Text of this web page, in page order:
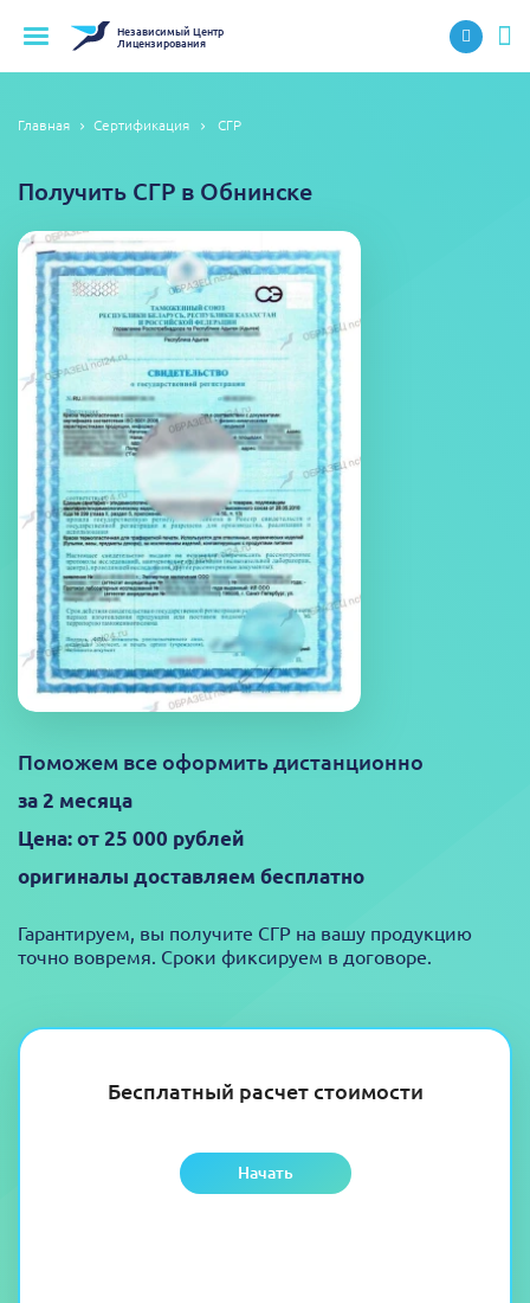
НезависимыйЦентр
Лицензирования
Главная Сертификация СГР
Бесплатный расчет стоимости
Начать
Получить СГР в Обнинске
Поможем все оформить дистанционно
за 2 месяца
Цена: от 25 000 рублей
оригиналы доставляем бесплатно
Гарантируем, вы получите СГР на вашу продукцию
точно вовремя. Сроки фиксируем в договоре.